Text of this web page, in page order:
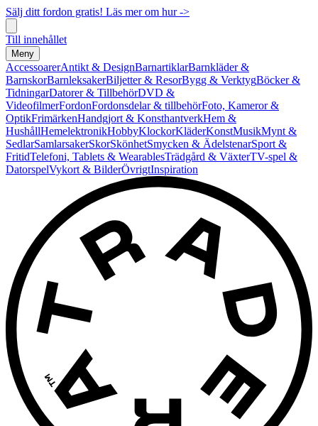
Sälj ditt fordon gratis! Läs mer om hur ->
Till innehållet
Meny
AccessoarerAntikt & DesignBarnartiklarBarnkläder &
BarnskorBarnleksakerBiljetter & ResorBygg & VerktygBöcker &
TidningarDatorer & TillbehörDVD &
VideofilmerFordonFordonsdelar & tillbehörFoto, Kameror &
OptikFrimärkenHandgjort & KonsthantverkHem &
HushållHemelektronikHobbyKlockorKläderKonstMusikMynt &
SedlarSamlarsakerSkorSkönhetSmycken & ÄdelstenarSport &
FritidTelefoni, Tablets & WearablesTrädgård & VäxterTV-spel &
DatorspelVykort & BilderÖvrigtInspiration